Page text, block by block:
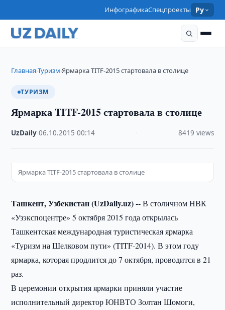
ИнфографикаСпецпроекты Ру
Главная›Туризм›Ярмарка TITF-2015 стартовала в столице
ТУРИЗМ
Ярмарка TITF-2015 стартовала в столице
UzDaily ·06.10.2015 ·00:14 8419 views
Ярмарка TITF-2015 стартовала в столице
Ташкент, Узбекистан (UzDaily.uz) --В столичном НВК
«Узэкспоцентре» 5 октября 2015 года открылась
Ташкентская международная туристическая ярмарка
«Туризм на Шелковом пути» (TITF-2014). В этом году
ярмарка, которая продлится до 7 октября, проводится в 21
раз.
В церемонии открытия ярмарки приняли участие
исполнительный директор ЮНВТО Золтан Шомоги,